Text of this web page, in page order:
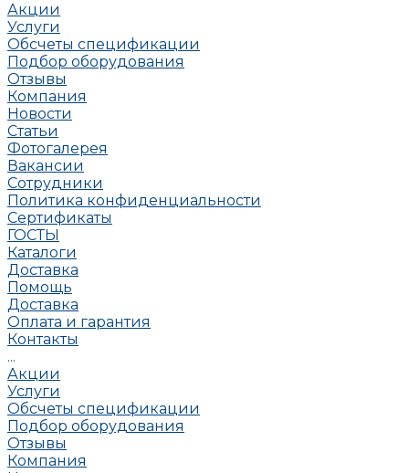
Акции
Услуги
Обсчеты спецификации
Подбор оборудования
Отзывы
Компания
Новости
Статьи
Фотогалерея
Вакансии
Сотрудники
Политика конфиденциальности
Сертификаты
ГОСТЫ
Каталоги
Доставка
Помощь
Доставка
Оплата и гарантия
Контакты
...
Акции
Услуги
Обсчеты спецификации
Подбор оборудования
Отзывы
Компания